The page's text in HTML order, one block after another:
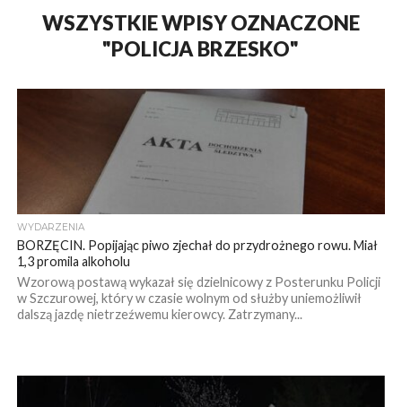
WSZYSTKIE WPISY OZNACZONE
"POLICJA BRZESKO"
WYDARZENIA
BORZĘCIN. Popijając piwo zjechał do przydrożnego rowu. Miał
1,3 promila alkoholu
Wzorową postawą wykazał się dzielnicowy z Posterunku Policji
w Szczurowej, który w czasie wolnym od służby uniemożliwił
dalszą jazdę nietrzeźwemu kierowcy. Zatrzymany...